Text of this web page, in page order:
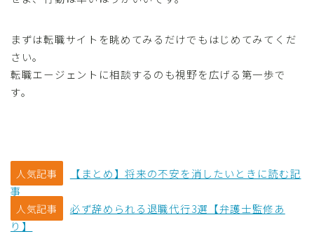
まずは転職サイトを眺めてみるだけでもはじめてみてくだ
さい。
転職エージェントに相談するのも視野を広げる第一歩で
す。
人気記事
【まとめ】将来の不安を消したいときに読む記
事
人気記事
必ず辞められる退職代行3選【弁護士監修あ
り】